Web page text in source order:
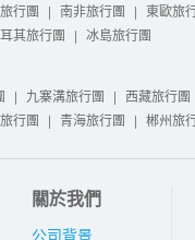
行團 | 南非旅行團 | 東歐旅
其旅行團 | 冰島旅行團
| 九寨溝旅行團 | 西藏旅行團
行團 | 青海旅行團 | 郴州旅
關於我們
公司背景